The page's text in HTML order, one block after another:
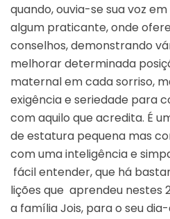
quando, ouvia-se sua voz
algum praticante, onde
conselhos, demonstrando
melhorar determinada
maternal em cada sorriso,
exigência e seriedade para
com aquilo que acredita. É
de estatura pequena mas
com uma inteligência e
fácil entender, que há
lições que aprendeu nestes
a família Jois, para o seu